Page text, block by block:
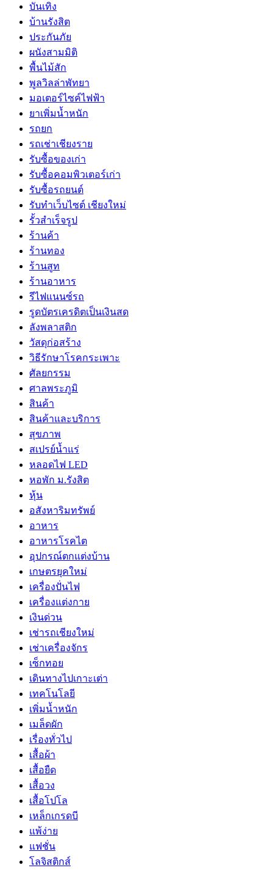
บันเทิง
บ้านรังสิต
ประกันภัย
ผนังสามมิติ
พื้นไม้สัก
พูลวิลล่าพัทยา
มอเตอร์ไซค์ไฟฟ้า
ยาเพิ่มน้ำหนัก
รถยก
รถเช่าเชียงราย
รับซื้อของเก่า
รับซื้อคอมพิวเตอร์เก่า
รับซื้อรถยนต์
รับทำเว็บไซต์ เชียงใหม่
รั้วสำเร็จรูป
ร้านค้า
ร้านทอง
ร้านสูท
ร้านอาหาร
รีไฟแนนซ์รถ
รูดบัตรเครดิตเป็นเงินสด
ลังพลาสติก
วัสดุก่อสร้าง
วิธีรักษาโรคกระเพาะ
ศัลยกรรม
ศาลพระภูมิ
สินค้า
สินค้าและบริการ
สุขภาพ
สเปรย์น้ำแร่
หลอดไฟ LED
หอพัก ม.รังสิต
หุ้น
อสังหาริมทรัพย์
อาหาร
อาหารโรคไต
อุปกรณ์ตกแต่งบ้าน
เกษตรยุคใหม่
เครื่องปั่นไฟ
เครื่องแต่งกาย
เงินด่วน
เช่ารถเชียงใหม่
เช่าเครื่องจักร
เซ็กทอย
เดินทางไปเกาะเต่า
เทคโนโลยี
เพิ่มน้ำหนัก
เมล็ดผัก
เรื่องทั่วไป
เสื้อผ้า
เสื้อยืด
เสื้อวง
เสื้อโปโล
เหล็กเกรดบี
แพ้ง่าย
แฟชั่น
โลจิสติกส์